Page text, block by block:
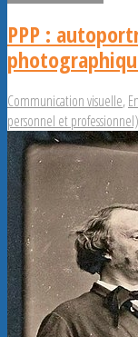
PPP :
Communication visuelle,
personnel et professionnel)